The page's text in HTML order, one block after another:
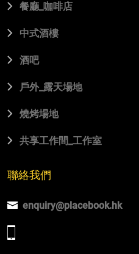
餐廳_咖啡店
中式酒樓
酒吧
⼾外_露天場地
燒烤場地
共享⼯作間_⼯作室
聯絡我們
enquiry@placebook.hk